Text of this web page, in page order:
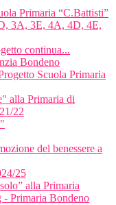
Primaria “C.Battisti”
3A, 3E, 4A, 4D, 4E,
continua...
Bondeno
Scuola Primaria
alla Primaria di
22
del benessere a
25
alla Primaria
- Primaria Bondeno